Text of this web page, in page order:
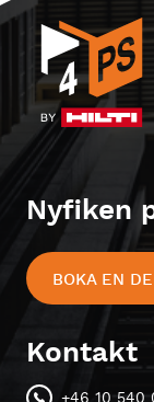
Nyfiken
BOKA EN
Kontakt